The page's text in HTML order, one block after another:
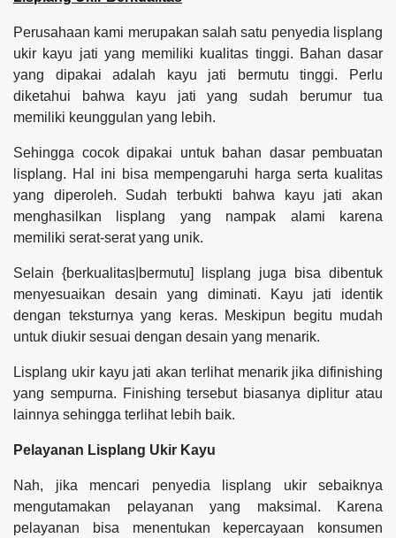
Perusahaan kami merupakan salah satu penyedia lisplang
ukir kayu jati yang memiliki kualitas tinggi. Bahan dasar
yang dipakai adalah kayu jati bermutu tinggi. Perlu
diketahui bahwa kayu jati yang sudah berumur tua
memiliki keunggulan yang lebih.
Sehingga cocok dipakai untuk bahan dasar pembuatan
lisplang. Hal ini bisa mempengaruhi harga serta kualitas
yang diperoleh. Sudah terbukti bahwa kayu jati akan
menghasilkan lisplang yang nampak alami karena
memiliki serat-serat yang unik.
Selain {berkualitas|bermutu] lisplang juga bisa dibentuk
menyesuaikan desain yang diminati. Kayu jati identik
dengan teksturnya yang keras. Meskipun begitu mudah
untuk diukir sesuai dengan desain yang menarik.
Lisplang ukir kayu jati akan terlihat menarik jika difinishing
yang sempurna. Finishing tersebut biasanya diplitur atau
lainnya sehingga terlihat lebih baik.
Pelayanan Lisplang Ukir Kayu
Nah, jika mencari penyedia lisplang ukir sebaiknya
mengutamakan pelayanan yang maksimal. Karena
pelayanan bisa menentukan kepercayaan konsumen